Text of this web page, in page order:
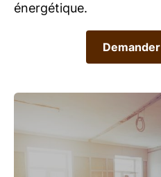
énergétique.